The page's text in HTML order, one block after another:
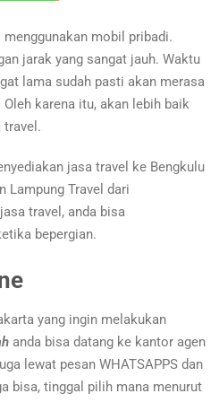
mobil pribadi.
jarak yang sangat jauh. Waktu
lama sudah pasti akan merasa
karena itu, akan lebih baik
travel.
jasa travel ke Bengkulu
Lampung Travel dari
travel, anda bisa
bepergian.
yang ingin melakukan
anda bisa datang ke kantor agen
lewat pesan WHATSAPPS dan
bisa, tinggal pilih mana menurut